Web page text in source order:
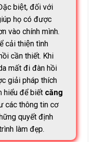
biệt, đối với
họ có được
vào chính mình.
cải thiện tình
cần thiết. Khi
mất đi đàn hồi
giải pháp thích
hiểu để biết căng
các thông tin cơ
quyết định
làm đẹp.